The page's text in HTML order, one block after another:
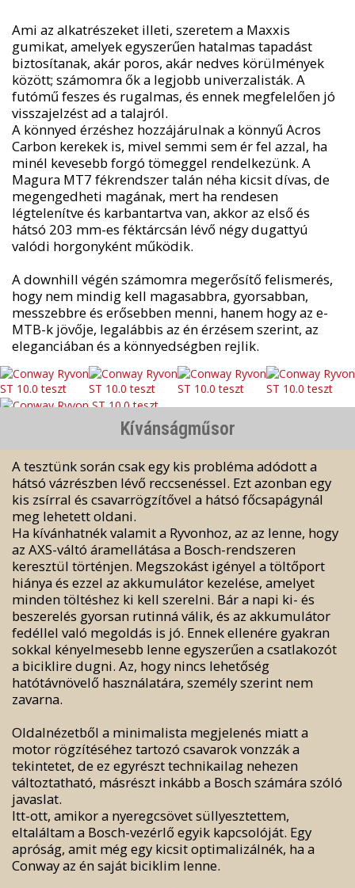
Ami az alkatrészeket illeti, szeretem a Maxxis
gumikat, amelyek egyszerűen hatalmas tapadást
biztosítanak, akár poros, akár nedves körülmények
között; számomra ők a legjobb univerzalisták. A
futómű feszes és rugalmas, és ennek megfelelően jó
visszajelzést ad a talajról.
A könnyed érzéshez hozzájárulnak a könnyű Acros
Carbon kerekek is, mivel semmi sem ér fel azzal, ha
minél kevesebb forgó tömeggel rendelkezünk. A
Magura MT7 fékrendszer talán néha kicsit dívas, de
megengedheti magának, mert ha rendesen
légtelenítve és karbantartva van, akkor az első és
hátsó 203 mm-es féktárcsán lévő négy dugattyú
valódi horgonyként működik.
A downhill végén számomra megerősítő felismerés,
hogy nem mindig kell magasabbra, gyorsabban,
messzebbre és erősebben menni, hanem hogy az e-
MTB-k jövője, legalábbis az én érzésem szerint, az
eleganciában és a könnyedségben rejlik.
Kívánságműsor
A tesztünk során csak egy kis probléma adódott a
hátsó vázrészben lévő reccsenéssel. Ezt azonban egy
kis zsírral és csavarrögzítővel a hátsó főcsapágynál
meg lehetett oldani.
Ha kívánhatnék valamit a Ryvonhoz, az az lenne, hogy
az AXS-váltó áramellátása a Bosch-rendszeren
keresztül történjen. Megszokást igényel a töltőport
hiánya és ezzel az akkumulátor kezelése, amelyet
minden töltéshez ki kell szerelni. Bár a napi ki- és
beszerelés gyorsan rutinná válik, és az akkumulátor
fedéllel való megoldás is jó. Ennek ellenére gyakran
sokkal kényelmesebb lenne egyszerűen a csatlakozót
a biciklire dugni. Az, hogy nincs lehetőség
hatótávnövelő használatára, személy szerint nem
zavarna.
Oldalnézetből a minimalista megjelenés miatt a
motor rögzítéséhez tartozó csavarok vonzzák a
tekintetet, de ez egyrészt technikailag nehezen
változtatható, másrészt inkább a Bosch számára szóló
javaslat.
Itt-ott, amikor a nyeregcsövet süllyesztettem,
eltaláltam a Bosch-vezérlő egyik kapcsolóját. Egy
apróság, amit még egy kicsit optimalizálnék, ha a
Conway az én saját biciklim lenne.